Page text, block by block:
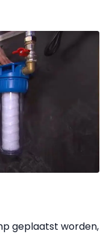
geplaatst worden,